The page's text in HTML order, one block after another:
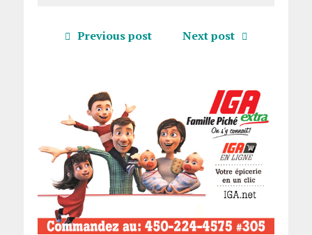
Previous post Next post